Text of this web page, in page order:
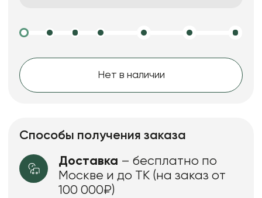
Нет в наличии
Способы получения заказа
Доставка – бесплатно по
Москве и до ТК (на заказ от
100 000₽)